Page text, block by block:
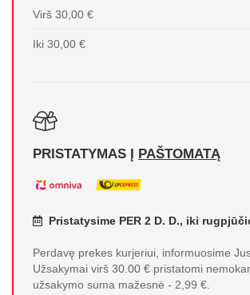
Virš 30,00 €
Iki 30,00 €
PRISTATYMAS Į PAŠTOMATĄ
Pristatysime PER 2 D. D., iki
Perdavę prekes kurjeriui, informuosime
Užsakymai virš 30.00 € pristatomi
užsakymo suma mažesnė - 2,99 €.